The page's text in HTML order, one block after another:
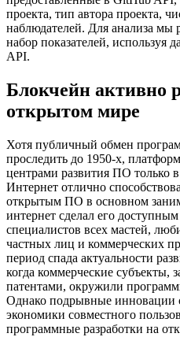
проекта, тип автора проекта,
наблюдателей. Для анализа мы
набор показателей, используя
API.
Блокчейн активно
открытом мире
Хотя публичный обмен
проследить до 1950-х,
центрами развития ПО только
Интернет отлично
открытым ПО в основном
интернет сделал его
специалистов всех мастей,
частных лиц и коммерческих
период спада актуальности
когда коммерческие субъекты,
патентами, окружили
Однако подрывные инновации
экономики совместного
программные разработки на